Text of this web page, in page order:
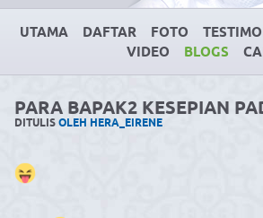
UTAMA DAFTAR FOTO
VIDEO
BLOGS
PARA BAPAK2 KESEPIAN
DITULISOLEH HERA_EIRENE